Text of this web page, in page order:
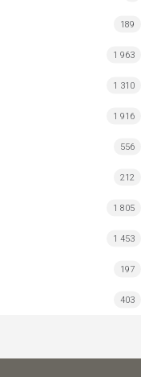
189
1 963
1 310
1 916
556
212
1 805
1 453
197
403